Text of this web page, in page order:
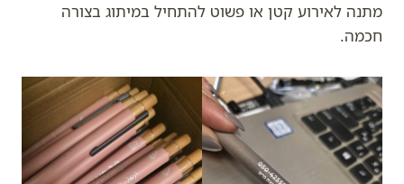
מתנה לאירוע קטן או פשוט להתחיל במיתוג בצורה
חכמה.